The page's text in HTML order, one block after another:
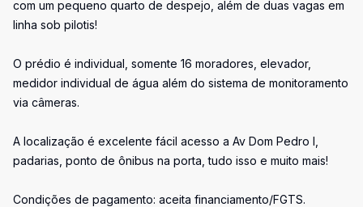
com um pequeno quarto de despejo, além de duas vagas em
linha sob pilotis!
O prédio é individual, somente 16 moradores, elevador,
medidor individual de água além do sistema de monitoramento
via câmeras.
A localização é excelente fácil acesso a Av Dom Pedro I,
padarias, ponto de ônibus na porta, tudo isso e muito mais!
Condições de pagamento: aceita financiamento/FGTS.